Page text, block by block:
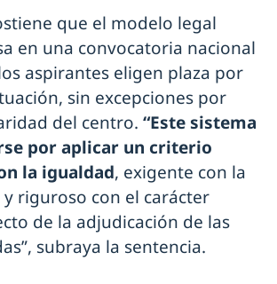
que el modelo legal
en una convocatoria nacional
aspirantes eligen plaza por
sin excepciones por
del centro. “Este sistema
por aplicar un criterio
la igualdad, exigente con la
riguroso con el carácter
de la adjudicación de las
subraya la sentencia.